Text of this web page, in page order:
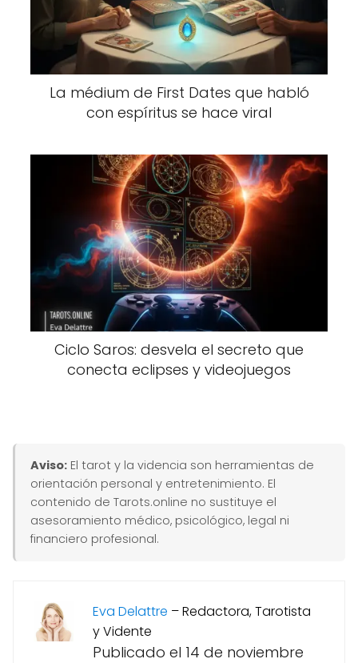
La médium de First Dates que habló
con espíritus se hace viral
Ciclo Saros: desvela el secreto que
conecta eclipses y videojuegos
Aviso: El tarot y la videncia son herramientas de
orientación personal y entretenimiento. El
contenido de Tarots.online no sustituye el
asesoramiento médico, psicológico, legal ni
financiero profesional.
Eva Delattre –Redactora, Tarotista
y Vidente
Publicado el 14 de noviembre